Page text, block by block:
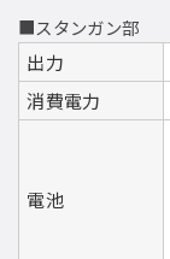
■スタンガン部
出力
消費電力
電池